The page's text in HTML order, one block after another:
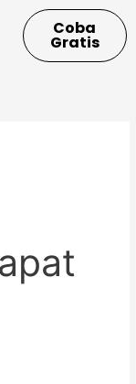
Coba
Gratis